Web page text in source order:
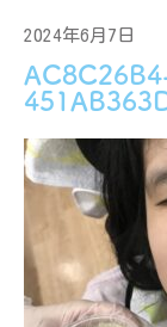
2024年6月7日